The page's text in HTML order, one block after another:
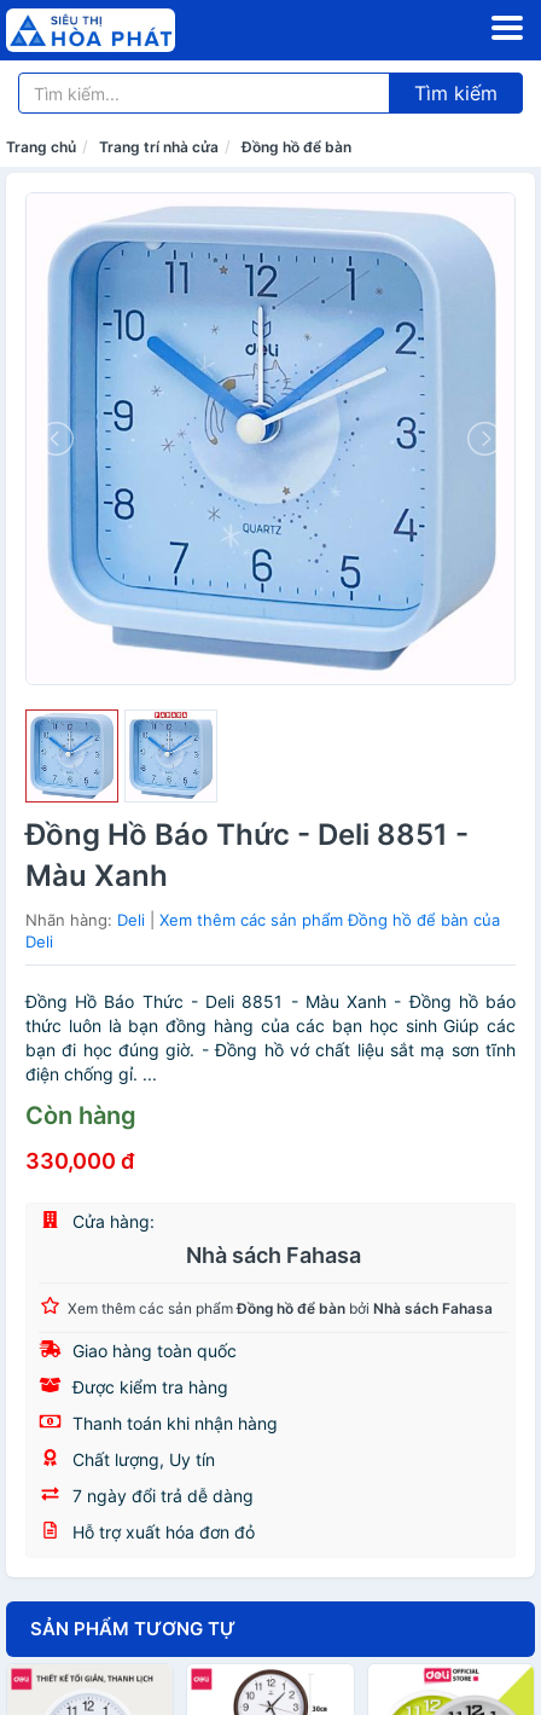
Tìm kiếm
Trang chủ Trang trí nhà cửa Đồng hồ để bàn
Đồng Hồ Báo Thức - Deli 8851 -
Màu Xanh
Nhãn hàng: Deli
Xem thêm các sản phẩm Đồng hồ để bàn của
Deli
Đồng Hồ Báo Thức - Deli 8851 - Màu Xanh - Đồng hồ báo
thức luôn là bạn đồng hàng của các bạn học sinh Giúp các
bạn đi học đúng giờ. - Đồng hồ vớ chất liệu sắt mạ sơn tĩnh
điện chống gỉ. ...
Còn hàng
330,000 đ
Cửa hàng:
Nhà sách Fahasa
Xem thêm các sản phẩmĐồng hồ để bàn bởi Nhà sách Fahasa
Giao hàng toàn quốc
Được kiểm tra hàng
Thanh toán khi nhận hàng
Chất lượng, Uy tín
7 ngày đổi trả dễ dàng
Hỗ trợ xuất hóa đơn đỏ
SẢN PHẨM TƯƠNG TỰ